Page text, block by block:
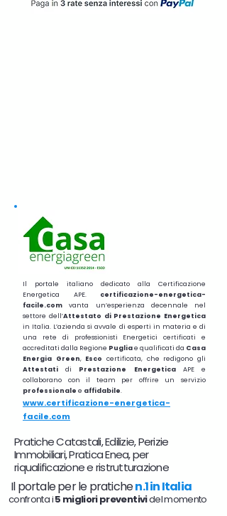
Il portale italiano dedicato alla Certificazione
Energetica APE. certificazione-energetica-
facile.com vanta un’esperienza decennale nel
settore dell’Attestato di Prestazione Energetica
in Italia. L’azienda si avvale di esperti in materia e di
una rete di professionisti Energetici certificati e
accreditati dalla Regione Pugliae qualificati da Casa
Energia Green, Escocertificata, che redigono gli
Attestatidi Prestazione EnergeticaAPE e
collaborano con il team per offrire un servizio
professionale e affidabile.
www.certificazione-energetica-
facile.com
Pratiche Catastali, Edilizie, Perizie
Immobiliari, Pratica Enea, per
riqualificazione e ristrutturazione
Il portale per le pratichen.1 in Italia
confronta i5 migliori preventividel momento